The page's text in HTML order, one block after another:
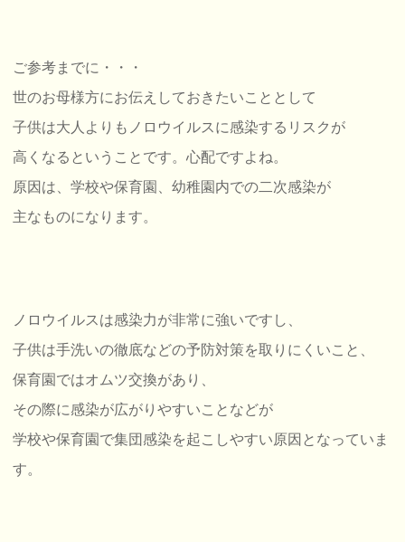
ご参考までに・・・
世のお母様方にお伝えしておきたいこととして
子供は大人よりもノロウイルスに感染するリスクが
高くなるということです。心配ですよね。
原因は、学校や保育園、幼稚園内での二次感染が
主なものになります。
ノロウイルスは感染力が非常に強いですし、
子供は手洗いの徹底などの予防対策を取りにくいこと、
保育園ではオムツ交換があり、
その際に感染が広がりやすいことなどが
学校や保育園で集団感染を起こしやすい原因となっていま
す。